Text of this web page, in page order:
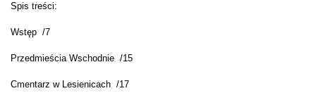
Spis treści:
Wstęp /7
Przedmieścia Wschodnie /15
Cmentarz w Lesienicach /17